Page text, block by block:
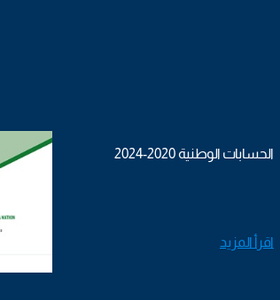
الحسابات الوطنية 2020-2024
اقرأ المزيد